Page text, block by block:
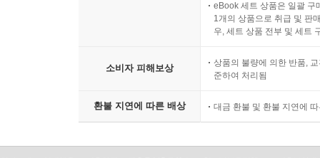
eBook 세트 상품은 일괄 구
1개의 상품으로 취급 및 판
우, 세트 상품 전부 및 세트
소비자 피해보상
상품의 불량에 의한 반품,
준하여 처리됨
환불 지연에 따른 배상 대금 환불 및 환불 지연에